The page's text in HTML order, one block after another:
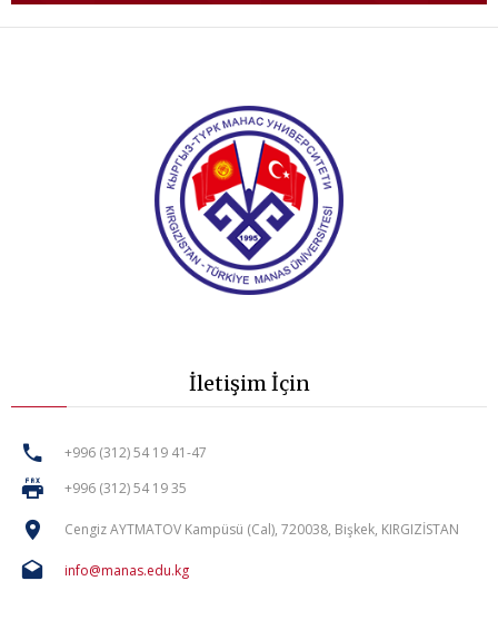
İletişim İçin
+996 (312) 54 19 41-47
+996 (312) 54 19 35
Cengiz AYTMATOV Kampüsü (Cal), 720038, Bişkek, KIRGIZİSTAN
info@manas.edu.kg